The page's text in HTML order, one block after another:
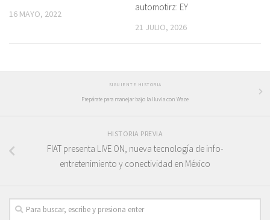
16 MAYO, 2022
automotirz: EY
21 JULIO, 2026
SIGUIENTE HISTORIA
Prepárate para manejar bajo la lluvia con Waze
HISTORIA PREVIA
FIAT presenta LIVE ON, nueva tecnología de info-
entretenimiento y conectividad en México